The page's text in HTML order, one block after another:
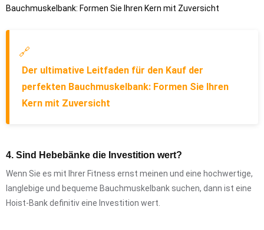
Bauchmuskelbank: Formen Sie Ihren Kern mit Zuversicht
🔗
Der ultimative Leitfaden für den Kauf der
perfekten Bauchmuskelbank: Formen Sie Ihren
Kern mit Zuversicht
4. Sind Hebebänke die Investition wert?
Wenn Sie es mit Ihrer Fitness ernst meinen und eine hochwertige,
langlebige und bequeme Bauchmuskelbank suchen, dann ist eine
Hoist-Bank definitiv eine Investition wert.